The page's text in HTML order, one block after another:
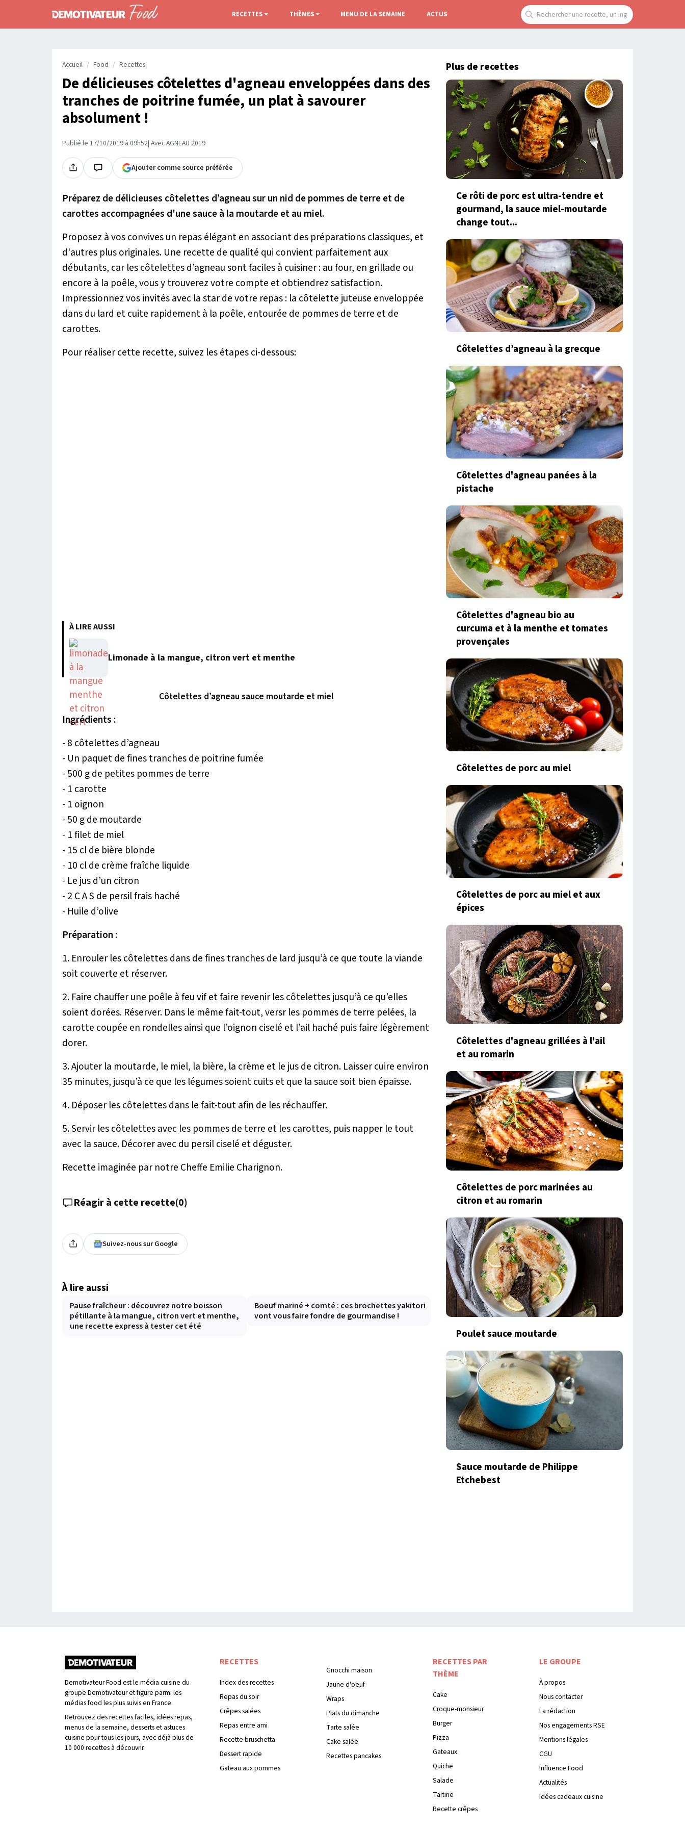
RECETTES THÈMES MENU DE LA SEMAINE ACTUS
Accueil Food Recettes
De délicieuses côtelettes d'agneau enveloppées dans des
tranches de poitrine fumée, un plat à savourer
absolument !
Publié le 17/10/2019 à 09h52| Avec AGNEAU 2019
Ajouter comme source préférée
Préparez de délicieuses côtelettes d’agneau sur un nid de pommes de terre et de
carottes accompagnées d'une sauce à la moutarde et au miel.
Proposez à vos convives un repas élégant en associant des préparations classiques, et
d'autres plus originales. Une recette de qualité qui convient parfaitement aux
débutants, car les côtelettes d’agneau sont faciles à cuisiner : au four, en grillade ou
encore à la poêle, vous y trouverez votre compte et obtiendrez satisfaction.
Impressionnez vos invités avec la star de votre repas : la côtelette juteuse enveloppée
dans du lard et cuite rapidement à la poêle, entourée de pommes de terre et de
carottes.
Pour réaliser cette recette, suivez les étapes ci-dessous:
À LIRE AUSSI
Limonade à la mangue, citron vert et menthe
Côtelettes d’agneau sauce moutarde et miel
Ingrédients :
- 8 côtelettes d’agneau
- Un paquet de fines tranches de poitrine fumée
- 500 g de petites pommes de terre
- 1 carotte
- 1 oignon
- 50 g de moutarde
- 1 filet de miel
- 15 cl de bière blonde
- 10 cl de crème fraîche liquide
- Le jus d’un citron
- 2 C A S de persil frais haché
- Huile d’olive
Préparation :
1. Enrouler les côtelettes dans de fines tranches de lard jusqu’à ce que toute la viande
soit couverte et réserver.
2. Faire chauffer une poêle à feu vif et faire revenir les côtelettes jusqu’à ce qu’elles
soient dorées. Réserver. Dans le même fait-tout, versr les pommes de terre pelées, la
carotte coupée en rondelles ainsi que l’oignon ciselé et l’ail haché puis faire légèrement
dorer.
3. Ajouter la moutarde, le miel, la bière, la crème et le jus de citron. Laisser cuire environ
35 minutes, jusqu’à ce que les légumes soient cuits et que la sauce soit bien épaisse.
4. Déposer les côtelettes dans le fait-tout afin de les réchauffer.
5. Servir les côtelettes avec les pommes de terre et les carottes, puis napper le tout
avec la sauce. Décorer avec du persil ciselé et déguster.
Recette imaginée par notre Cheffe Emilie Charignon.
Réagir à cette recette(0)
Suivez-nous sur Google
À lire aussi
Pause fraîcheur : découvrez notre boisson
pétillante à la mangue, citron vert et menthe,
une recette express à tester cet été
Boeuf mariné + comté : ces brochettes yakitori
vont vous faire fondre de gourmandise !
Plus de recettes
Ce rôti de porc est ultra-tendre et
gourmand, la sauce miel-moutarde
change tout...
Côtelettes d’agneau à la grecque
Côtelettes d'agneau panées à la
pistache
Côtelettes d'agneau bio au
curcuma et à la menthe et tomates
provençales
Côtelettes de porc au miel
Côtelettes de porc au miel et aux
épices
Côtelettes d'agneau grillées à l'ail
et au romarin
Côtelettes de porc marinées au
citron et au romarin
Poulet sauce moutarde
Sauce moutarde de Philippe
Etchebest
Demotivateur Food est le média cuisine du
groupe Demotivateur et figure parmi les
médias food les plus suivis en France.
Retrouvez des recettes faciles, idées repas,
menus de la semaine, desserts et astuces
cuisine pour tous les jours, avec déjà plus de
10 000 recettes à découvrir.
RECETTES
Index des recettes
Repas du soir
Crêpes salées
Repas entre ami
Recette bruschetta
Dessert rapide
Gateau aux pommes
Gnocchi maison
Jaune d'oeuf
Wraps
Plats du dimanche
Tarte salée
Cake salée
Recettes pancakes
RECETTES PAR
THÈME
Cake
Croque-monsieur
Burger
Pizza
Gateaux
Quiche
Salade
Tartine
Recette crêpes
LE GROUPE
À propos
Nous contacter
La rédaction
Nos engagements RSE
Mentions légales
CGU
Influence Food
Actualités
Idées cadeaux cuisine